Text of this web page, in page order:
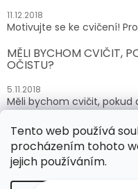
Tento web používá
procházením tohoto
jejich používáním.
11.12.2018
Motivujte se ke cvičení!
MĚLI BYCHOM CVIČIT,
OČISTU?
5.11.2018
Měli bychom cvičit, pokud
ARCHIV